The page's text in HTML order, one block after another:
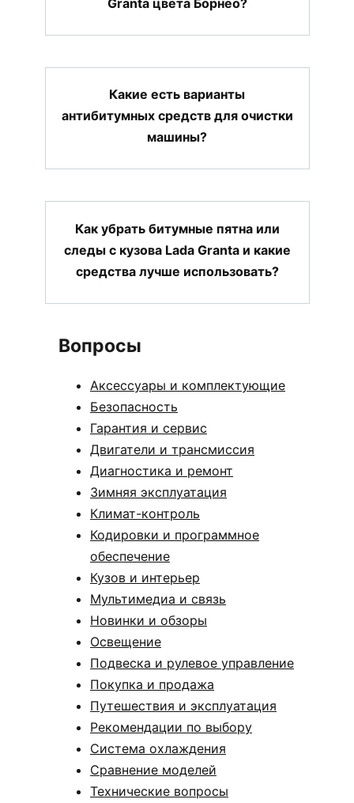
Какие есть варианты
антибитумных средств для очистки
машины?
Как убрать битумные пятна или
следы с кузова Lada Granta и какие
средства лучше использовать?
Вопросы
Аксессуары и комплектующие
Безопасность
Гарантия и сервис
Двигатели и трансмиссия
Диагностика и ремонт
Зимняя эксплуатация
Климат-контроль
Кодировки и программное
обеспечение
Кузов и интерьер
Мультимедиа и связь
Новинки и обзоры
Освещение
Подвеска и рулевое управление
Покупка и продажа
Путешествия и эксплуатация
Рекомендации по выбору
Система охлаждения
Сравнение моделей
Технические вопросы